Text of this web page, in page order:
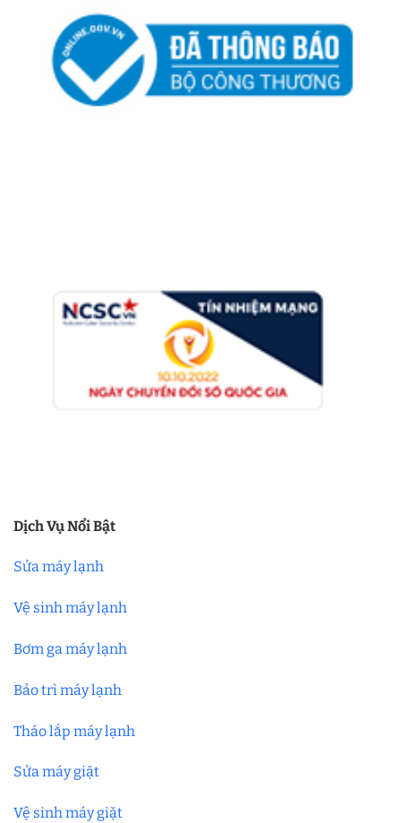
Dịch Vụ Nổi Bật
Sửa máy lạnh
Vệ sinh máy lạnh
Bơm ga máy lạnh
Bảo trì máy lạnh
Tháo lắp máy lạnh
Sửa máy giặt
Vệ sinh máy giặt